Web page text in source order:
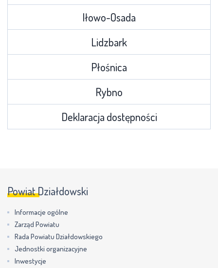
Iłowo-Osada
Lidzbark
Płośnica
Rybno
Deklaracja dostępności
Powiat Działdowski
Informacje ogólne
Zarząd Powiatu
Rada Powiatu Działdowskiego
Jednostki organizacyjne
Inwestycje